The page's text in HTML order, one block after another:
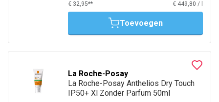
€ 32,95** € 449,80 /
Toevoegen
La Roche-Posay
La Roche-Posay Anthelios Dry Touch
IP50+ Xl Zonder Parfum 50ml